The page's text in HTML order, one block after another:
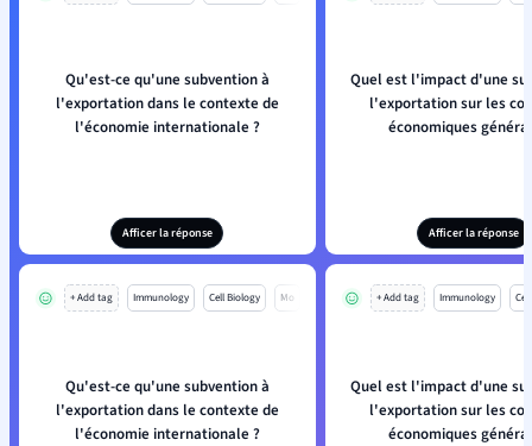
Qu'est-ce qu'une subvention à
l'exportation dans le contexte de
l'économie internationale ?
Afficer la réponse
Quel est l'impact d'une
l'exportation sur les
économiques
Afficer la réponse
+ Add tag Immunology Cell Biology Mo
Qu'est-ce qu'une subvention à
l'exportation dans le contexte de
l'économie internationale ?
+ Add tag Immunology
Quel est l'impact d'une
l'exportation sur les
économiques